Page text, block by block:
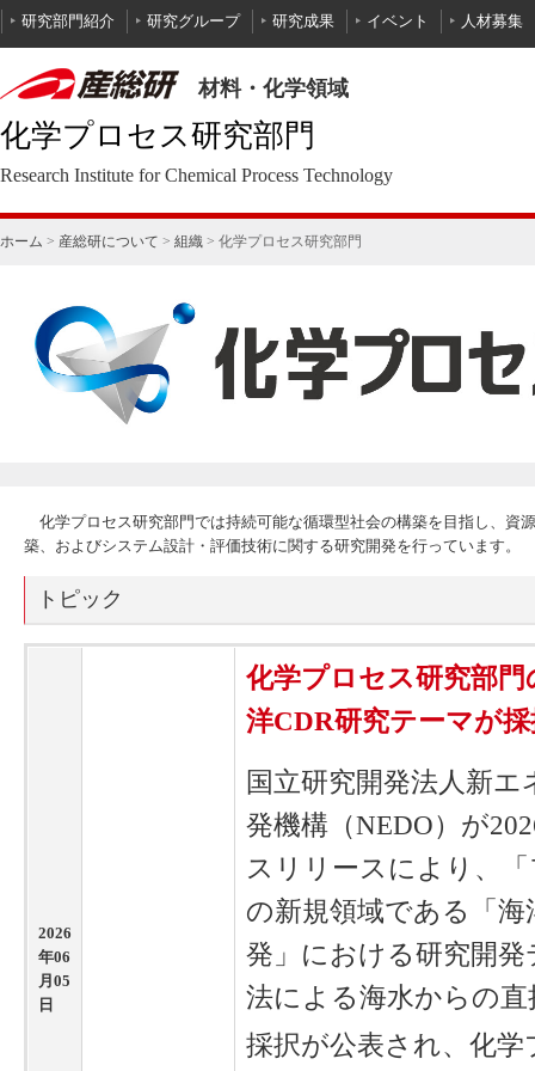
ホーム > 産総研について > 組織 > 化学プロセス研究部門
化学プロセス研究部門では持続可能な循環型社会の構築を目指し、資
築、およびシステム設計・評価技術に関する研究開発を行っています。
トピック
2026
年06
月05
日
化学プロセス研究部
洋CDR研究テーマが
国立研究開発法人新
発機構（NEDO）が
スリリースにより、
の新規領域である「海
発」における研究開
法による海水からの直
採択が公表され、化